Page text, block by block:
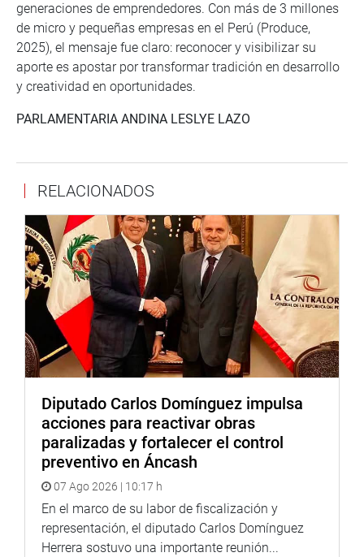
generaciones de emprendedores. Con más de 3 millones
de micro y pequeñas empresas en el Perú (Produce,
2025), el mensaje fue claro: reconocer y visibilizar su
aporte es apostar por transformar tradición en desarrollo
y creatividad en oportunidades.
PARLAMENTARIA ANDINA LESLYE LAZO
RELACIONADOS
Diputado Carlos Domínguez impulsa
acciones para reactivar obras
paralizadas y fortalecer el control
preventivo en Áncash
07 Ago 2026 | 10:17 h
En el marco de su labor de fiscalización y
representación, el diputado Carlos Domínguez
Herrera sostuvo una importante reunión...